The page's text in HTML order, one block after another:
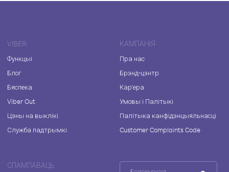
VIBER
Функцыі
Блог
Бяспека
Viber Out
Цэны на выклікі
Служба падтрымкі
КАМПАНІЯ
Пра нас
Брэнд-цэнтр
Кар'ера
Умовы і Палітыкі
Палітыка канфідэнцыяльнасці
Customer Complaints Code
СПАМПАВАЦЬ